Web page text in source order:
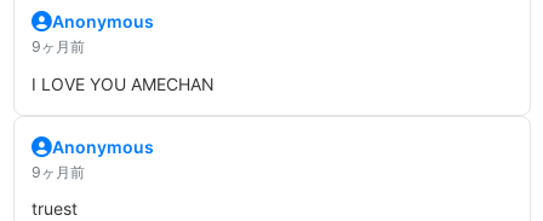
Anonymous
9ヶ月前
I LOVE YOU AMECHAN
Anonymous
9ヶ月前
truest